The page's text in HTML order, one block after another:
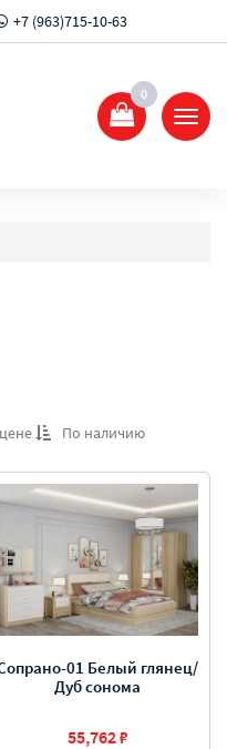
+7 (963)715-10-63
0
По наличию
01 Белый глянец/
Дуб сонома
55,762 ₽